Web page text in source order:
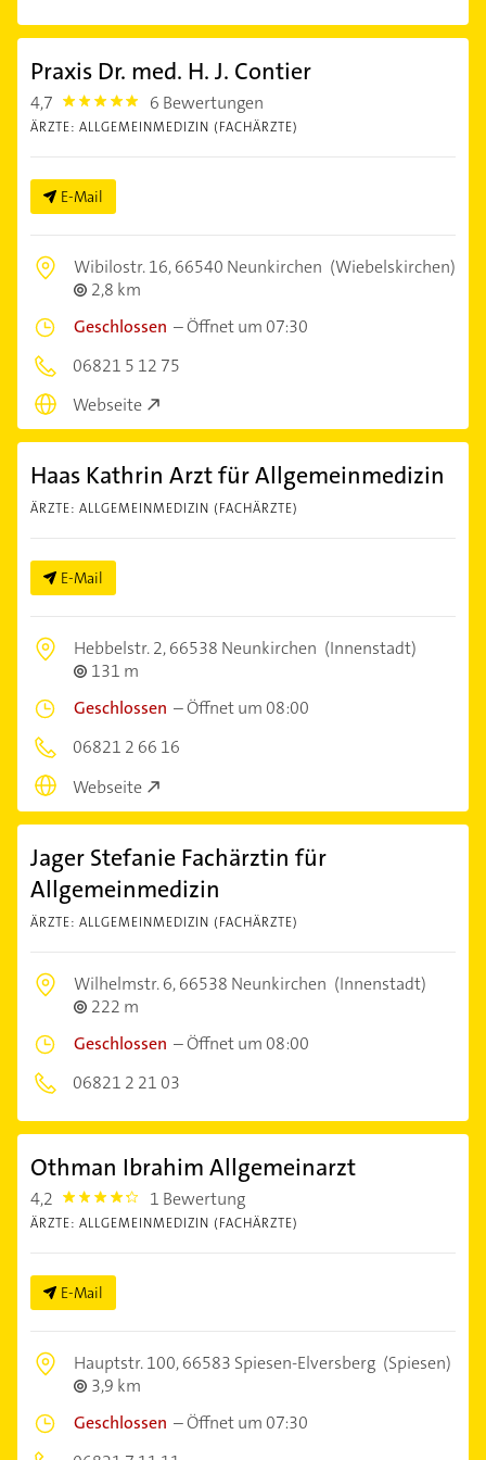
Praxis Dr. med. H. J. Contier
4,7 4.7000003 6 Bewertungen
ÄRZTE: ALLGEMEINMEDIZIN (FACHÄRZTE)
E-Mail
Wibilostr. 16,66540 Neunkirchen (Wiebelskirchen)
2,8 km
Geschlossen –Öffnet um 07:30
06821 5 12 75
Webseite
Haas Kathrin Arzt für Allgemeinmedizin
ÄRZTE: ALLGEMEINMEDIZIN (FACHÄRZTE)
E-Mail
Hebbelstr. 2,66538 Neunkirchen (Innenstadt)
131 m
Geschlossen –Öffnet um 08:00
06821 2 66 16
Webseite
Jager Stefanie Fachärztin für
Allgemeinmedizin
ÄRZTE: ALLGEMEINMEDIZIN (FACHÄRZTE)
Wilhelmstr. 6,66538 Neunkirchen (Innenstadt)
222 m
Geschlossen –Öffnet um 08:00
06821 2 21 03
Othman Ibrahim Allgemeinarzt
4,2 4.2000003 1 Bewertung
ÄRZTE: ALLGEMEINMEDIZIN (FACHÄRZTE)
E-Mail
Hauptstr. 100,66583 Spiesen-Elversberg (Spiesen)
3,9 km
Geschlossen –Öffnet um 07:30